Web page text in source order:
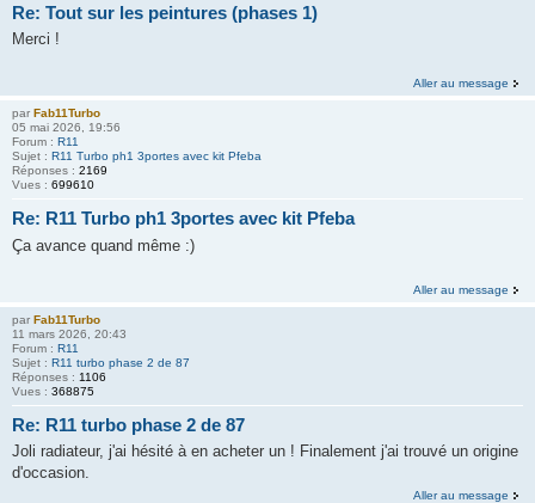
Re: Tout sur les peintures (phases 1)
Merci !
Aller au message
par Fab11Turbo
05 mai 2026, 19:56
Forum : R11
Sujet : R11 Turbo ph1 3portes avec kit Pfeba
Réponses : 2169
Vues : 699610
Re: R11 Turbo ph1 3portes avec kit Pfeba
Ça avance quand même :)
Aller au message
par Fab11Turbo
11 mars 2026, 20:43
Forum : R11
Sujet : R11 turbo phase 2 de 87
Réponses : 1106
Vues : 368875
Re: R11 turbo phase 2 de 87
Joli radiateur, j'ai hésité à en acheter un ! Finalement j'ai trouvé un origine
d'occasion.
Aller au message